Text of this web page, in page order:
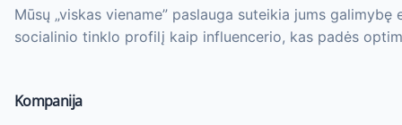
Mūsų „viskas viename” paslauga suteikia jums
socialinio tinklo profilį kaip influencerio, kas padės
Kompanija